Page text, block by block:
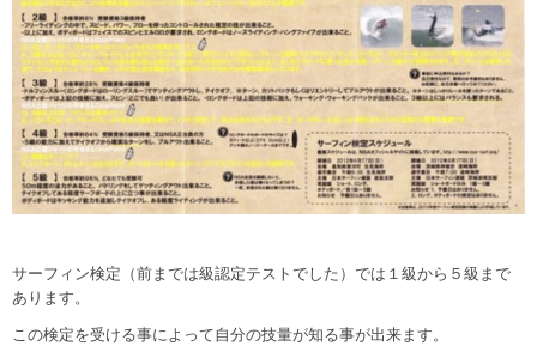
サーフィン検定（前までは級認定テストでした）では１級から５級まで
あります。
この検定を受ける事によって自分の技量が知る事が出来ます。